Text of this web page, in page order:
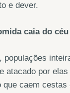
e dever.
caia do céu
populações
atacado por
que caem